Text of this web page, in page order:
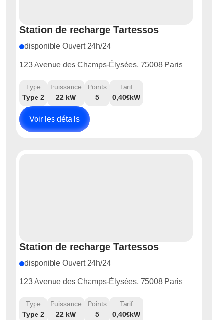
Station de recharge Tartessos
disponible Ouvert 24h/24
123 Avenue des Champs-Élysées, 75008 Paris
Type
Type 2
Puissance
22 kW
Points
5
Tarif
0,40€kW
Voir les détails
Station de recharge Tartessos
disponible Ouvert 24h/24
123 Avenue des Champs-Élysées, 75008 Paris
Type
Type 2
Puissance
22 kW
Points
5
Tarif
0,40€kW